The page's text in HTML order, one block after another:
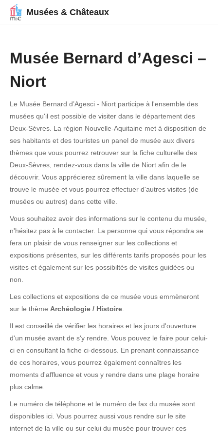
Musées & Châteaux
Musée Bernard d’Agesci –
Niort
Le Musée Bernard d’Agesci - Niort participe à l'ensemble des
musées qu'il est possible de visiter dans le département des
Deux-Sèvres. La région Nouvelle-Aquitaine met à disposition de
ses habitants et des touristes un panel de musée aux divers
thèmes que vous pourrez retrouver sur la fiche culturelle des
Deux-Sèvres, rendez-vous dans la ville de Niort afin de le
découvrir. Vous apprécierez sûrement la ville dans laquelle se
trouve le musée et vous pourrez effectuer d'autres visites (de
musées ou autres) dans cette ville.
Vous souhaitez avoir des informations sur le contenu du musée,
n'hésitez pas à le contacter. La personne qui vous répondra se
fera un plaisir de vous renseigner sur les collections et
expositions présentes, sur les différents tarifs proposés pour les
visites et également sur les possibiltés de visites guidées ou
non.
Les collections et expositions de ce musée vous emmèneront
sur le thème Archéologie / Histoire
Il est conseillé de vérifier les horaires et les jours d'ouverture
d'un musée avant de s'y rendre. Vous pouvez le faire pour celui-
ci en consultant la fiche ci-dessous. En prenant connaissance
de ces horaires, vous pourrez également connaîtres les
moments d'affluence et vous y rendre dans une plage horaire
plus calme.
Le numéro de téléphone et le numéro de fax du musée sont
disponibles ici. Vous pourrez aussi vous rendre sur le site
internet de la ville ou sur celui du musée pour trouver ces